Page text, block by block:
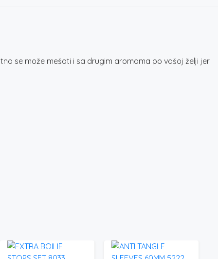
se može mešati i sa drugim aromama po vašoj želji jer